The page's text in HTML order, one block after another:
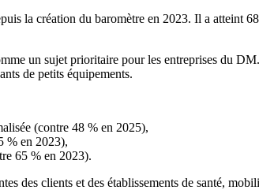
la création du baromètre en 2023. Il a atteint
un sujet prioritaire pour les entreprises du
de petits équipements.
(contre 48 % en 2025),
% en 2023),
65 % en 2023).
des clients et des établissements de santé,